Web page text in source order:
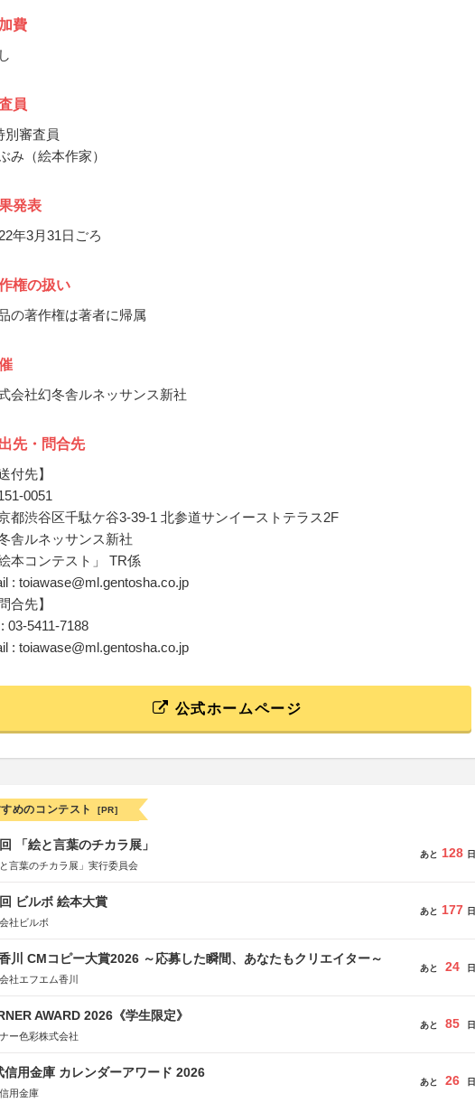
費
員
別審査員
み（絵本作家）
発表
年3月31日ごろ
権の扱い
の著作権は著者に帰属
会社幻冬舎ルネッサンス新社
先・問合先
付先】
0051
都渋谷区千駄ケ谷3-39-1 北参道サンイーストテラス2F
舎ルネッサンス新社
絵本コンテスト」 TR係
: toiawase@ml.gentosha.co.jp
合先】
03-5411-7188
: toiawase@ml.gentosha.co.jp
公式ホームページ
めのコンテスト [PR]
「絵と言葉のチカラ展」
と言葉のチカラ展」実行委員会
あと 128 日
ビルボ 絵本大賞
社ビルボ
あと 177 日
川 CMコピー大賞2026 ～応募した瞬間、あなたもクリエイター～
社エフエム香川
あと 24 日
AWARD 2026《学生限定》
ー色彩株式会社
あと 85 日
信用金庫 カレンダーアワード 2026
用金庫
あと 26 日